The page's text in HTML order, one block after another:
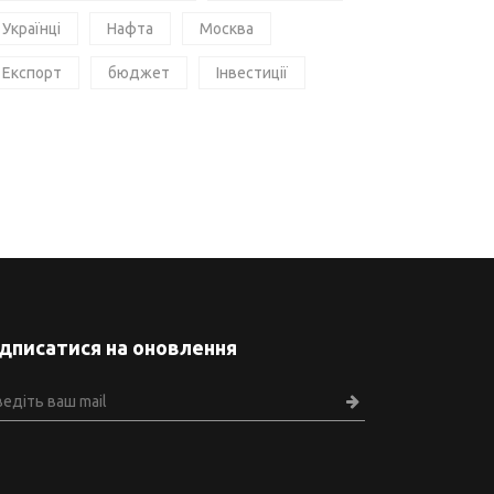
Українці Нафта Москва
Експорт бюджет Інвестиції
на оновлення